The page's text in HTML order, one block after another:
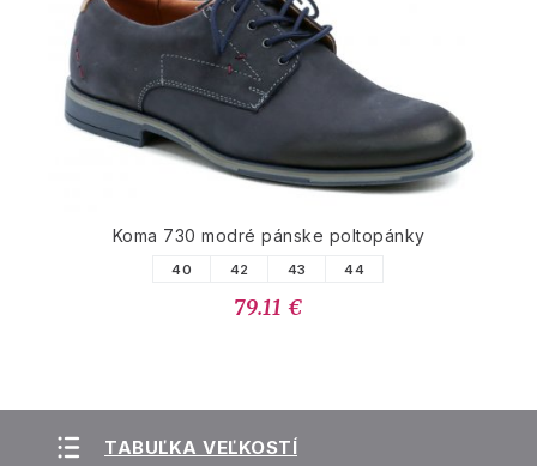
Koma 730 modré pánske poltopánky
40 42 43 44
79.11 €
TABUĽKA VEĽKOSTÍ